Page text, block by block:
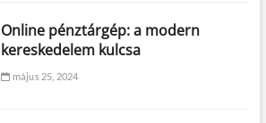
Online pénztárgép: a modern
kereskedelem kulcsa
május 25, 2024